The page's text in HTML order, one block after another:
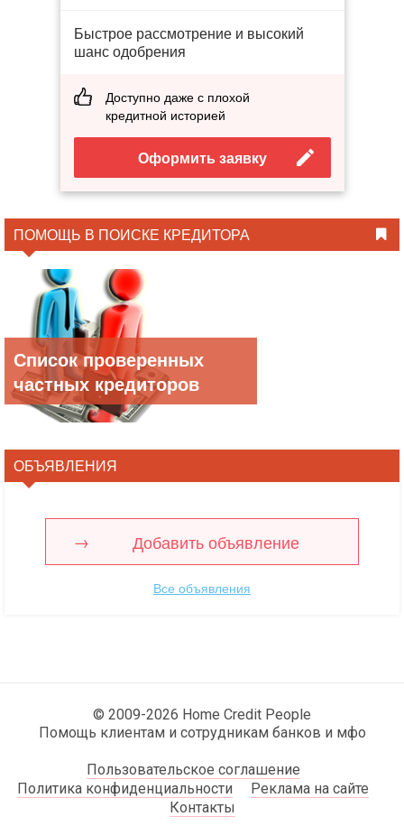
Быстрое рассмотрение и высокий
шанс одобрения
Доступно даже с плохой
кредитной историей
Оформить заявку
ПОМОЩЬ В ПОИСКЕ КРЕДИТОРА
Список проверенных
частных кредиторов
ОБЪЯВЛЕНИЯ
Добавить объявление
Все объявления
© 2009-2026 Home Credit People
Помощь клиентам и сотрудникам банков и мфо
Пользовательское соглашение
Политика конфиденциальности
Реклама на сайте
Контакты